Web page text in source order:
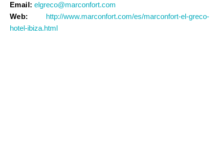
ORGANISER VOTRE VOYAGE
Email: elgreco@marconfort.com
Web:
http://www.marconfort.com/es/marconfort-el-greco-
hotel-ibiza.html